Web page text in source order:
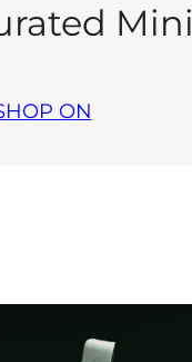
Mini
ON